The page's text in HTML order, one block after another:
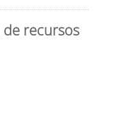
recursos